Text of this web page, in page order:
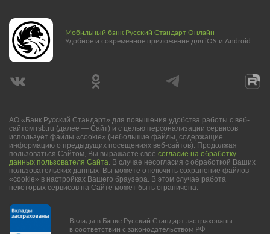
Мобильный банк Русский Стандарт Онлайн
Удобное и современное приложение для iOS и Android
АО «Банк Русский Стандарт» для повышения удобства работы с веб-
сайтом rsb.ru (далее — Сайт) и с целью персонализации сервисов
использует файлы «cookie» (небольшие файлы, содержащие
информацию о предыдущих посещениях веб-сайтов). Продолжая
пользоваться Сайтом, Вы выражаете своё согласие на обработку
данных пользователя Сайта. В случае несогласия с обработкой Ваших
пользовательских данных Вы можете отключить сохранение файлов
«cookie» в настройках Вашего браузера. В этом случае работа
некоторых сервисов на Сайте может быть ограничена.
Вклады в Банке Русский Стандарт застрахованы
в соответствии с законодательством РФ